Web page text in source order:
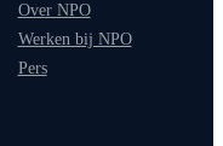
Over NPO
Werken bij NPO
Pers